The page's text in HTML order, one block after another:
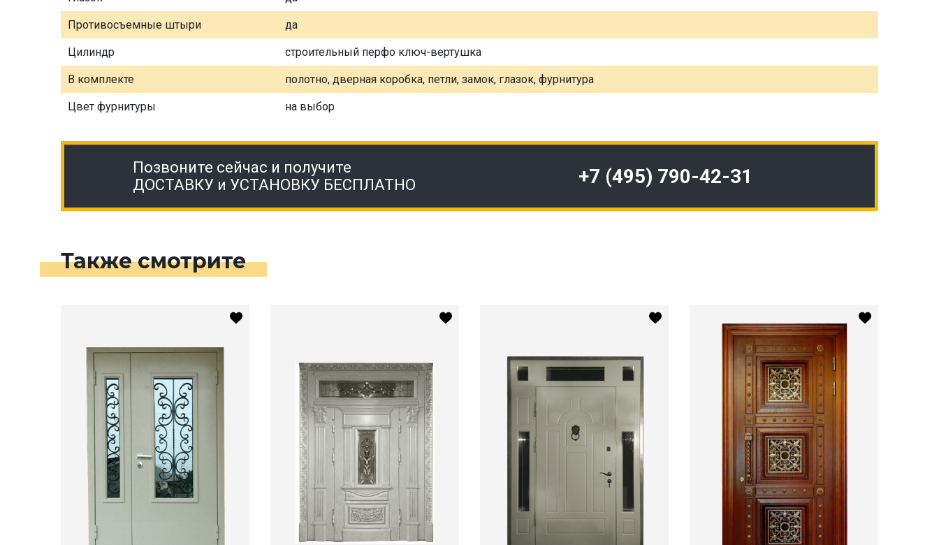
Противосъемные штыри да
Цилиндр строительный перфо ключ-вертушка
В комплекте полотно, дверная коробка, петли, замок, глазок, фурнитура
Цвет фурнитуры на выбор
Позвоните сейчас и получите
ДОСТАВКУ и УСТАНОВКУ БЕСПЛАТНО
+7 (495) 790-42-31
Также смотрите